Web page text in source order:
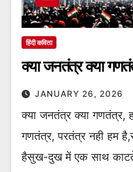
हिंदी कविता
क्या जनतंत्र क्या
JANUARY 26, 2026
क्या जनतंत्र क्या गणतंत्र,
गणतंत्र, परतंत्र नही हम
हैसुख-दुख में एक साथ